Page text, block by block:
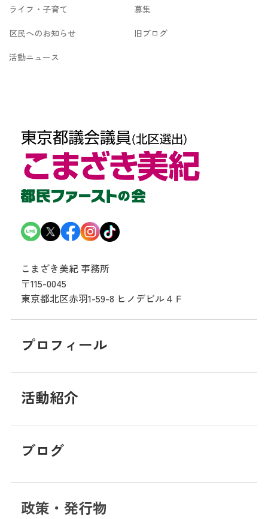
ライフ・子育て
募集
区民へのお知らせ
旧ブログ
活動ニュース
こまざき美紀 事務所
〒115-0045
東京都北区赤羽1-59-8 ヒノデビル４Ｆ
プロフィール
活動紹介
ブログ
政策・発行物